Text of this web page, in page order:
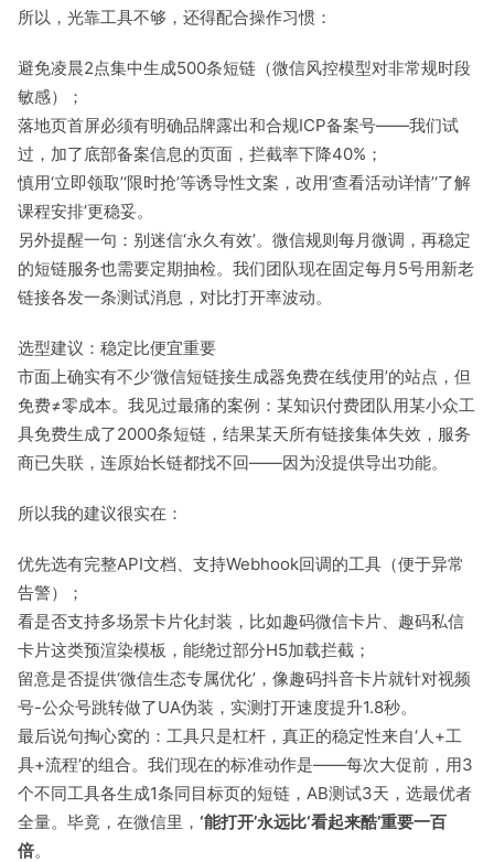
所以，光靠工具不够，还得配合操作习惯：
避免凌晨2点集中生成500条短链（微信风控模型对非常规时段
敏感）；
落地页首屏必须有明确品牌露出和合规ICP备案号——我们试
过，加了底部备案信息的页面，拦截率下降40%；
慎用‘立即领取’‘限时抢’等诱导性文案，改用‘查看活动详情’‘了解
课程安排’更稳妥。
另外提醒一句：别迷信‘永久有效’。微信规则每月微调，再稳定
的短链服务也需要定期抽检。我们团队现在固定每月5号用新老
链接各发一条测试消息，对比打开率波动。
选型建议：稳定比便宜重要
市面上确实有不少‘微信短链接生成器免费在线使用’的站点，但
免费≠零成本。我见过最痛的案例：某知识付费团队用某小众工
具免费生成了2000条短链，结果某天所有链接集体失效，服务
商已失联，连原始长链都找不回——因为没提供导出功能。
所以我的建议很实在：
优先选有完整API文档、支持Webhook回调的工具（便于异常
告警）；
看是否支持多场景卡片化封装，比如趣码微信卡片、趣码私信
卡片这类预渲染模板，能绕过部分H5加载拦截；
留意是否提供‘微信生态专属优化’，像趣码抖音卡片就针对视频
号-公众号跳转做了UA伪装，实测打开速度提升1.8秒。
最后说句掏心窝的：工具只是杠杆，真正的稳定性来自‘人+工
具+流程’的组合。我们现在的标准动作是——每次大促前，用3
个不同工具各生成1条同目标页的短链，AB测试3天，选最优者
全量。毕竟，在微信里， ‘能打开’永远比‘看起来酷’重要一百
倍。